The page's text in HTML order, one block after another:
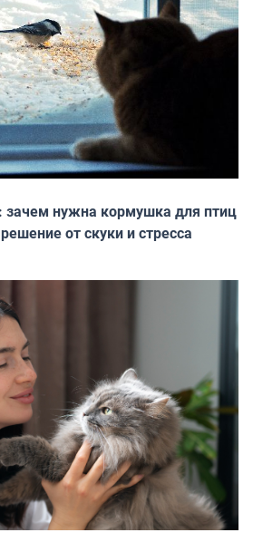
зачем нужна кормушка для птиц
от скуки и стресса